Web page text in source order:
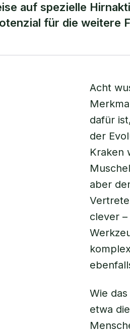
auf spezielle
für die weitere
Acht
dafür
der
Kraken
aber
clever
Wie
etwa